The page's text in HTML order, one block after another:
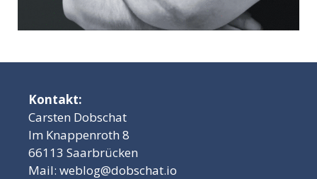
Kontakt:
Carsten Dobschat
Im Knappenroth 8
66113 Saarbrücken
Mail: weblog@dobschat.io